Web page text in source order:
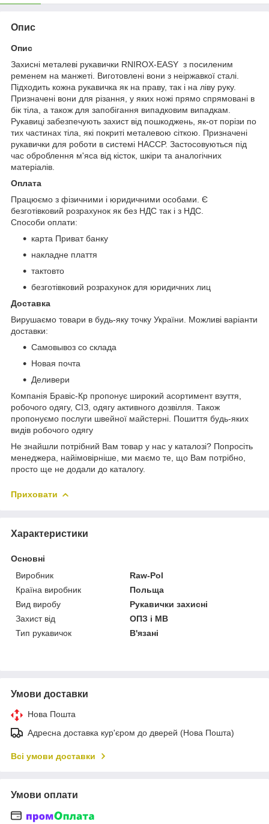
Опис
Опис
Захисні металеві рукавички RNIROX-EASY з посиленим
ременем на манжеті. Виготовлені вони з неіржавкої сталі.
Підходить кожна рукавичка як на праву, так і на ліву руку.
Призначені вони для різання, у яких ножі прямо спрямовані в
бік тіла, а також для запобігання випадковим випадкам.
Рукавиці забезпечують захист від пошкоджень, як-от порізи по
тих частинах тіла, які покриті металевою сіткою. Призначені
рукавички для роботи в системі HACCP. Застосовуються під
час оброблення м'яса від кісток, шкіри та аналогічних
матеріалів.
Оплата
Працюємо з фізичними і юридичними особами. Є
безготівковий розрахунок як без НДС так і з НДС.
Способи оплати:
карта Приват банку
накладне плаття
тактовто
безготівковий розрахунок для юридичних лиц
Доставка
Вирушаємо товари в будь-яку точку України. Можливі варіанти
доставки:
Самовывоз со склада
Новая почта
Деливери
Компанія Бравіс-Кр пропонує широкий асортимент взуття,
робочого одягу, СІЗ, одягу активного дозвілля. Також
пропонуємо послуги швейної майстерні. Пошиття будь-яких
видів робочого одягу
Не знайшли потрібний Вам товар у нас у каталозі? Попросіть
менеджера, найімовірніше, ми маємо те, що Вам потрібно,
просто ще не додали до каталогу.
Приховати
Характеристики
Основні
Виробник
Raw-Pol
Країна виробник
Польща
Вид виробу
Рукавички захисні
Захист від
ОПЗ і МВ
Тип рукавичок
В'язані
Умови доставки
Нова Пошта
Адресна доставка кур'єром до дверей (Нова Пошта)
Всі умови доставки
Умови оплати